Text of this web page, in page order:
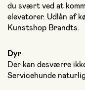
du svært ved at
elevatorer. Udlån af
Kunstshop Brandts.
Dyr
Der kan desværre
Servicehunde